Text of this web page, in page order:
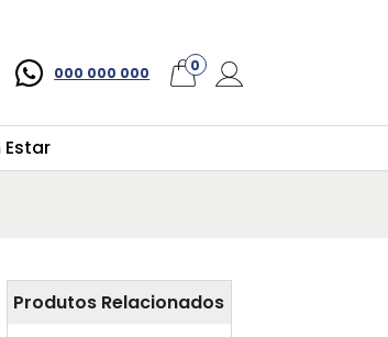
000 000 000 0
Estar
Produtos Relacionados